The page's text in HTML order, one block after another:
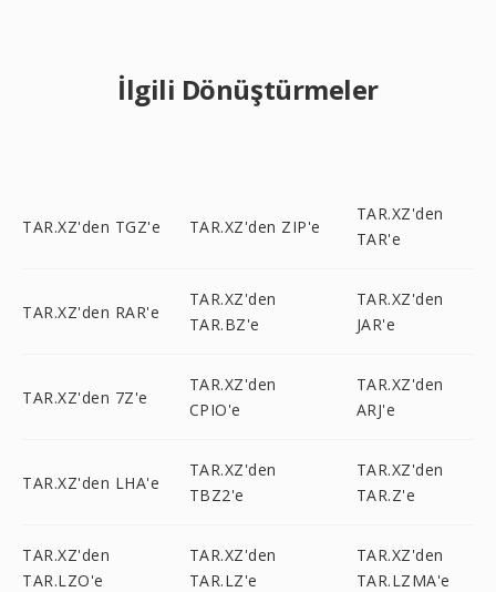
İlgili Dönüştürmeler
TAR.XZ'den TGZ'e TAR.XZ'den ZIP'e
TAR.XZ'den
TAR'e
TAR.XZ'den RAR'e
TAR.XZ'den
TAR.BZ'e
TAR.XZ'den
JAR'e
TAR.XZ'den 7Z'e
TAR.XZ'den
CPIO'e
TAR.XZ'den
ARJ'e
TAR.XZ'den LHA'e
TAR.XZ'den
TBZ2'e
TAR.XZ'den
TAR.Z'e
TAR.XZ'den
TAR.LZO'e
TAR.XZ'den
TAR.LZ'e
TAR.XZ'den
TAR.LZMA'e